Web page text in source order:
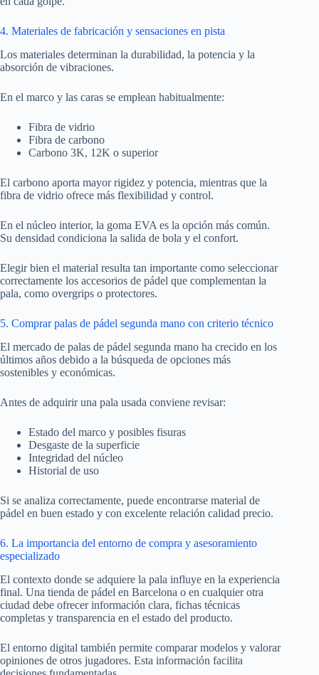
4. Materiales de fabricación y sensaciones en pista
Los materiales determinan la durabilidad, la potencia y la
absorción de vibraciones.
En el marco y las caras se emplean habitualmente:
Fibra de vidrio
Fibra de carbono
Carbono 3K, 12K o superior
El carbono aporta mayor rigidez y potencia, mientras que la
fibra de vidrio ofrece más flexibilidad y control.
En el núcleo interior, la goma EVA es la opción más común.
Su densidad condiciona la salida de bola y el confort.
Elegir bien el material resulta tan importante como seleccionar
correctamente los accesorios de pádel que complementan la
pala, como overgrips o protectores.
5. Comprar palas de pádel segunda mano con criterio técnico
El mercado de palas de pádel segunda mano ha crecido en los
últimos años debido a la búsqueda de opciones más
sostenibles y económicas.
Antes de adquirir una pala usada conviene revisar:
Estado del marco y posibles fisuras
Desgaste de la superficie
Integridad del núcleo
Historial de uso
Si se analiza correctamente, puede encontrarse material de
pádel en buen estado y con excelente relación calidad precio.
6. La importancia del entorno de compra y asesoramiento
especializado
El contexto donde se adquiere la pala influye en la experiencia
final. Una tienda de pádel en Barcelona o en cualquier otra
ciudad debe ofrecer información clara, fichas técnicas
completas y transparencia en el estado del producto.
El entorno digital también permite comparar modelos y valorar
opiniones de otros jugadores. Esta información facilita